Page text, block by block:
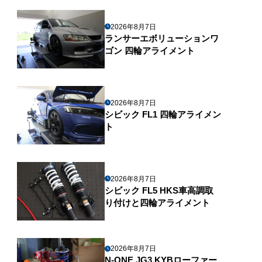
2026年8月7日
ランサーエボリューションワ
ゴン 四輪アライメント
2026年8月7日
シビック FL1 四輪アライメン
ト
2026年8月7日
シビック FL5 HKS車高調取
り付けと四輪アライメント
2026年8月7日